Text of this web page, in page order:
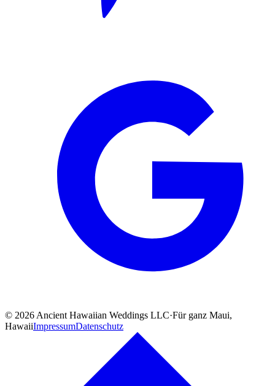
© 2026 Ancient Hawaiian Weddings LLC·Für ganz Maui,
HawaiiImpressumDatenschutz